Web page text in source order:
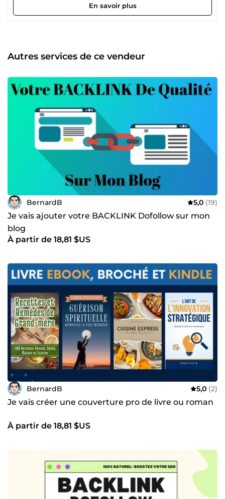
En savoir plus
Autres services de ce vendeur
BernardB 5,0 (19)
Je vais ajouter votre BACKLINK Dofollow sur mon
blog
À partir de 18,81 $US
BernardB 5,0 (2)
Je vais créer une couverture pro de livre ou roman
À partir de 18,81 $US